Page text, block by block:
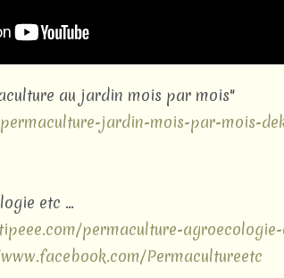
au jardin mois par mois"
jardin-mois-par-mois-
etc ...
permaculture-
Permacultureetc